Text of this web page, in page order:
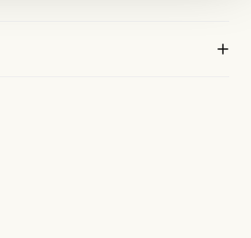
bransoletki, okazałe kolczyki,